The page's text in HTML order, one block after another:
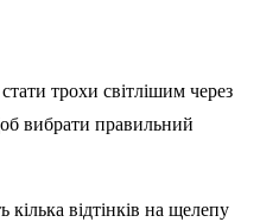
трохи світлішим через
вибрати правильний
кілька відтінків на щелепу